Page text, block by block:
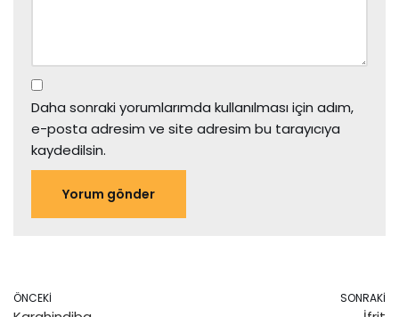
Daha sonraki yorumlarımda kullanılması için adım,
e-posta adresim ve site adresim bu tarayıcıya
kaydedilsin.
ÖNCEKI SONRAKI